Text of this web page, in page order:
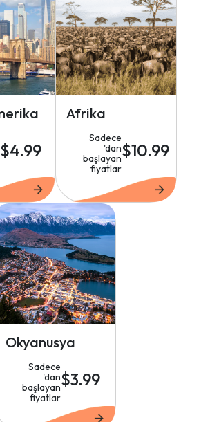
$4.99
Afrika
Sadece
'dan
başlayan
fiyatlar
$10.99
Okyanusya
Sadece
'dan
başlayan
fiyatlar
$3.99